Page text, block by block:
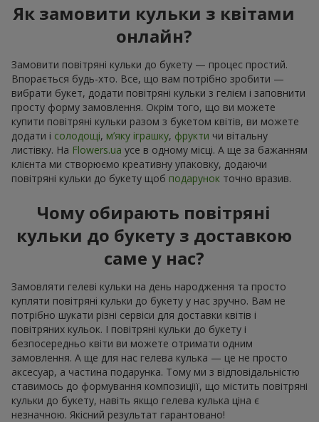
Як замовити кульки з квітами
онлайн?
Замовити повітряні кульки до букету — процес простий.
Впорається будь-хто. Все, що вам потрібно зробити —
вибрати букет, додати повітряні кульки з гелієм і заповнити
просту форму замовлення. Окрім того, що ви можете
купити повітряні кульки разом з букетом квітів, ви можете
додати і солодощі, м’яку іграшку, фрукти чи вітальну
листівку. На Flowers.ua усе в одному місці. А ще за бажанням
клієнта ми створюємо креативну упаковку, додаючи
повітряні кульки до букету щоб подарунок точно вразив.
Чому обирають повітряні
кульки до букету з доставкою
саме у нас?
Замовляти гелеві кульки на день народження та просто
купляти повітряні кульки до букету у нас зручно. Вам не
потрібно шукати різні сервіси для доставки квітів і
повітряних кульок. І повітряні кульки до букету і
безпосередньо квіти ви можете отримати одним
замовлення. А ще для нас гелева кулька — це не просто
аксесуар, а частина подарунка. Тому ми з відповідальністю
ставимось до формування композиціїї, що містить повітряні
кульки до букету, навіть якщо гелева кулька ціна є
незначною. Якісний результат гарантовано!